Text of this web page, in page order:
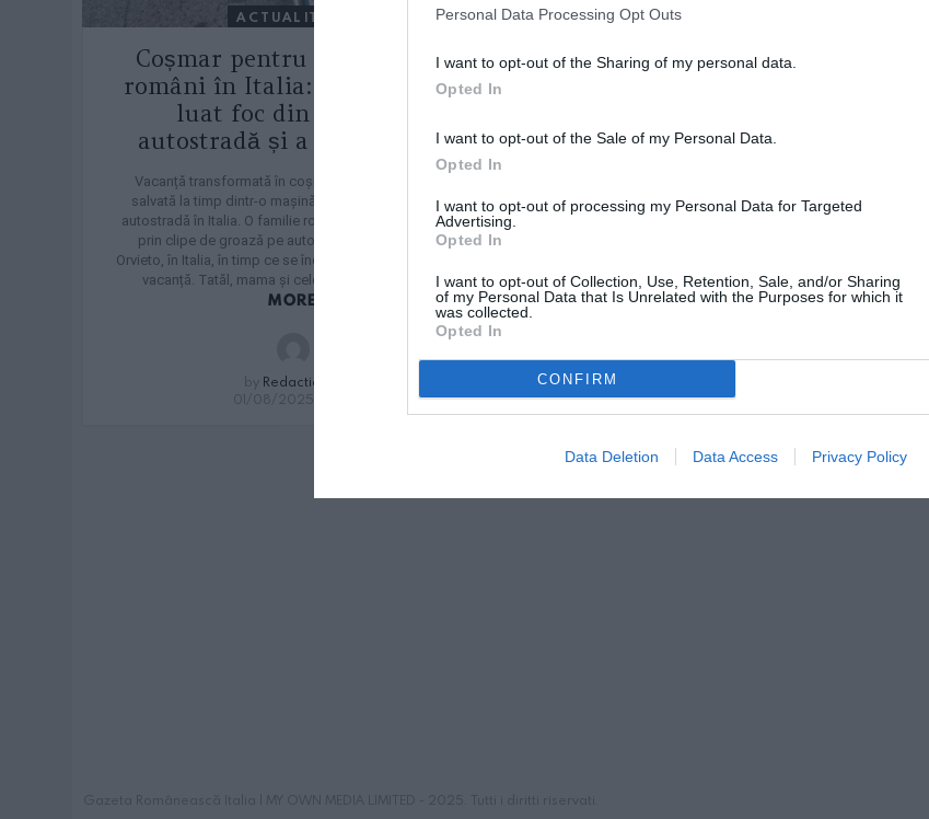
Personal Data Processing Opt Outs
I want to opt-out of the Sharing of my personal data.
Opted In
I want to opt-out of the Sale of my Personal Data.
Opted In
I want to opt-out of processing my Personal Data for Targeted
Advertising.
Opted In
I want to opt-out of Collection, Use, Retention, Sale, and/or Sharing
of my Personal Data that Is Unrelated with the Purposes for which it
was collected.
Opted In
CONFIRM
Data Deletion Data Access Privacy Policy
ACTUALITATE
Coșmar pentru o familie de
români în Italia: Mașina lor a
luat foc din senin pe
autostradă și a ars complet
Vacanță transformată în coșmar: o familie română,
salvată la timp dintr-o mașină cuprinsă de flăcări pe
autostradă în Italia. O familie română din Latina a trecut
prin clipe de groază pe autostrada dintre Fabro și
Orvieto, în Italia, în timp ce se îndrepta spre destinația de
vacanță. Tatăl, mama și cele două fetițe, de 7 […]
MORE
by Redactia GR
01/08/2025, 17:00